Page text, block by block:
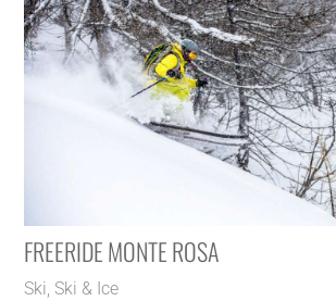
FREERIDE MONTE ROSA
Ski ,Ski & Ice